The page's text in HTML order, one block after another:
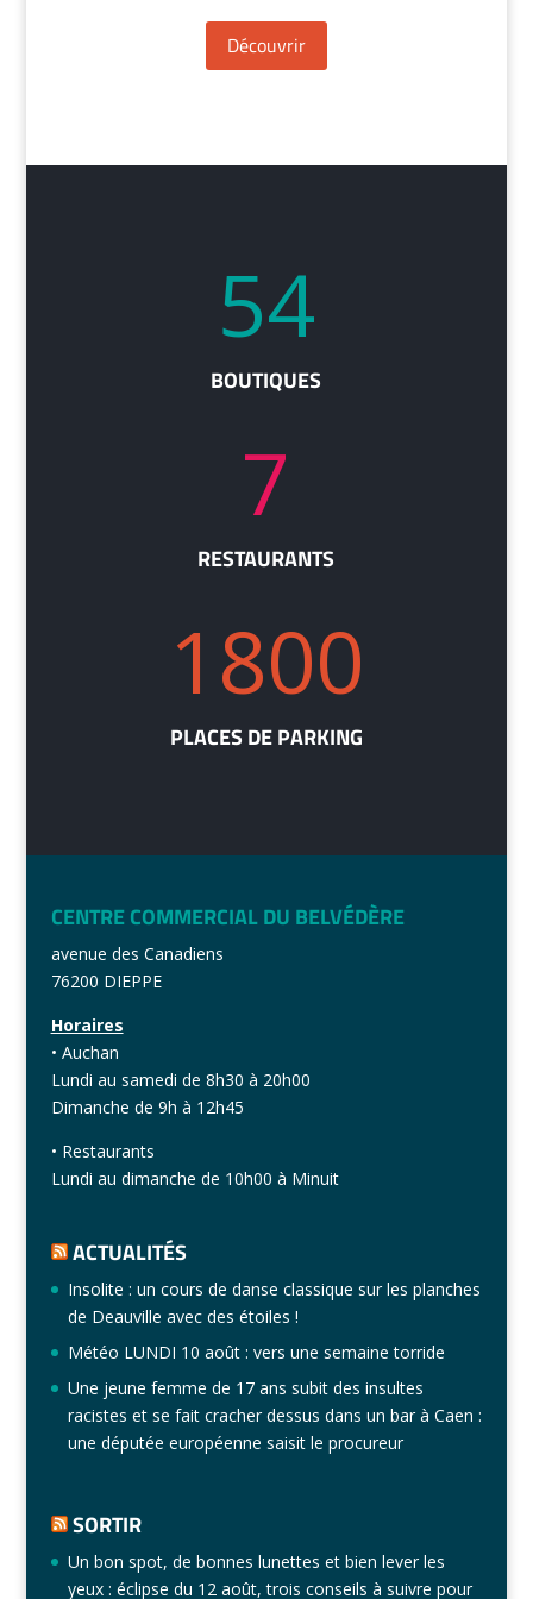
Découvrir
54
BOUTIQUES
7
RESTAURANTS
1800
PLACES DE PARKING
CENTRE COMMERCIAL DU BELVÉDÈRE
avenue des Canadiens
76200 DIEPPE
Horaires
• Auchan
Lundi au samedi de 8h30 à 20h00
Dimanche de 9h à 12h45
• Restaurants
Lundi au dimanche de 10h00 à Minuit
ACTUALITÉS
Insolite : un cours de danse classique sur les planches
de Deauville avec des étoiles !
Météo LUNDI 10 août : vers une semaine torride
Une jeune femme de 17 ans subit des insultes
racistes et se fait cracher dessus dans un bar à Caen :
une députée européenne saisit le procureur
SORTIR
Un bon spot, de bonnes lunettes et bien lever les
yeux : éclipse du 12 août, trois conseils à suivre pour